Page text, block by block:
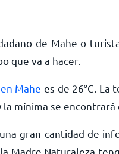
de Mahe o
que va a hacer.
Mahe es de 26°C .
la mínima se
gran cantidad de
Madre Naturaleza